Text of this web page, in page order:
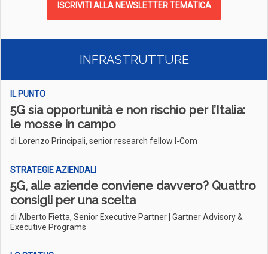
ISCRIVITI ALLA NEWSLETTER TEMATICA
INFRASTRUTTURE
IL PUNTO
5G sia opportunità e non rischio per l’Italia:
le mosse in campo
di Lorenzo Principali, senior research fellow I-Com
STRATEGIE AZIENDALI
5G, alle aziende conviene davvero? Quattro
consigli per una scelta
di Alberto Fietta, Senior Executive Partner | Gartner Advisory &
Executive Programs